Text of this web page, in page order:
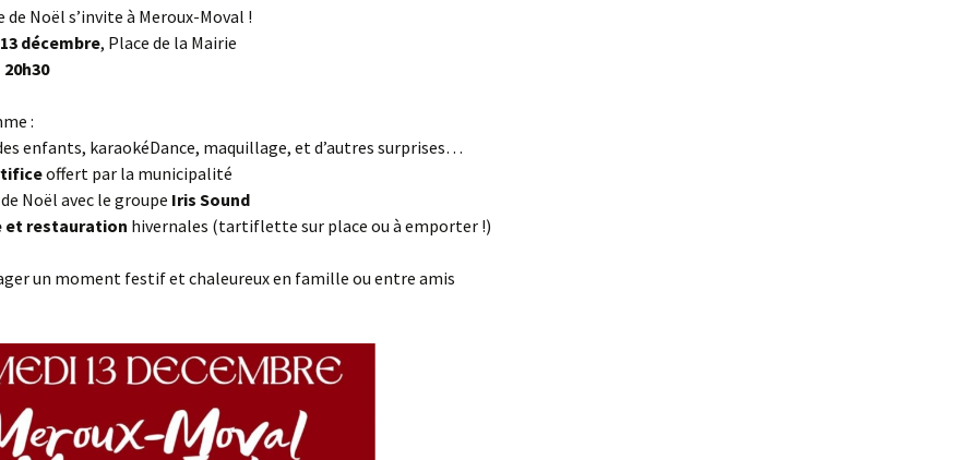
de Noël s’invite à Meroux-Moval !
décembre, Place de la Mairie
20h30
:
enfants, karaokéDance, maquillage, et d’autres surprises…
offert par la municipalité
Noël avec le groupe Iris Sound
et restauration hivernales (tartiflette sur place ou à emporter !)
un moment festif et chaleureux en famille ou entre amis